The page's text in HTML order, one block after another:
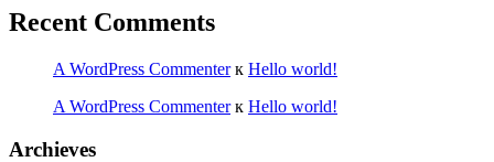
Recent Comments
A WordPress Commenterк Hello world!
A WordPress Commenterк Hello world!
Archieves